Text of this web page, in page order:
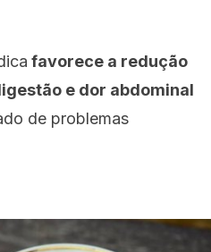
favorece a redução
e dor abdominal
de problemas